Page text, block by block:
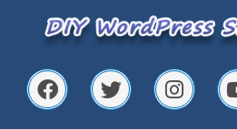
a
c
w
i
n
s